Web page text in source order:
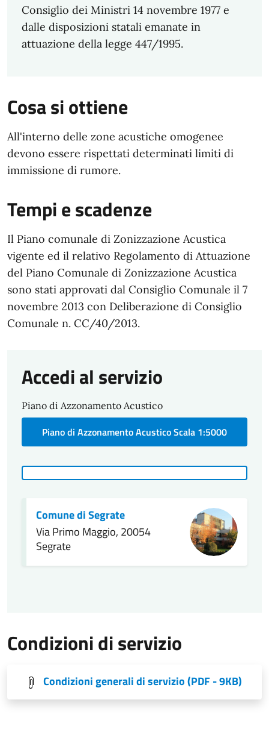
Consiglio dei Ministri 14 novembre 1977 e
dalle disposizioni statali emanate in
attuazione della legge 447/1995.
Cosa si ottiene
All'interno delle zone acustiche omogenee
devono essere rispettati determinati limiti di
immissione di rumore.
Tempi e scadenze
Il Piano comunale di Zonizzazione Acustica
vigente ed il relativo Regolamento di Attuazione
del Piano Comunale di Zonizzazione Acustica
sono stati approvati dal Consiglio Comunale il 7
novembre 2013 con Deliberazione di Consiglio
Comunale n. CC/40/2013.
Accedi al servizio
Piano di Azzonamento Acustico
Piano di Azzonamento Acustico Scala 1:5000
Comune di Segrate
Via Primo Maggio, 20054
Segrate
Condizioni di servizio
Condizioni generali di servizio(PDF - 9KB)